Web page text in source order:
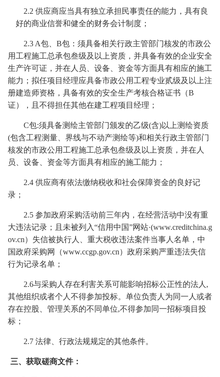
2.2 供应商应当具有独立承担民事责任的能力，具有良
好的商业信誉和健全的财务会计制度；
2.3 A包、B包 ： 须具备相关行政主管部门核发的市政公
用工程施工总承包叁级及以上资质，并具备有效的企业安全
生产许可证， 并在人员、设备、资金等方面具有相应的施工
能力 ； 拟任项目经理应具备市政公用 工程专业贰级及以上注
册建造师资格，具备有效的安全生产考核合格证书（B
证），且不得担任其他在建工程项目经理 ；
C包:须具备测绘主管部门颁发的乙级(含)以上测绘资质
(包含工程测量、界线与不动产测绘等)和相关行政主管部门
核发的市政公用工程施工总承包叁级及以上资质，并在人
员、设备、资金等方面具有相应的施工能力 ；
2.4 供应商有依法缴纳税收和社会保障资金的良好记
录；
2.5 参加政府采购活动前三年内，在经营活动中没有重
大违法记录；
且未被列入“信用中国”网站·(www.creditchina.g
ov.cn）失信被执行人、重大税收违法案件当事人名单，中
国政府采购网（www.ccgp.gov.cn）政府采购严重违法失信
行为记录名单；
2.6与采购人存在利害关系可能影响招标公正性的法人 ,
其他组织或者个人不得参加投标。单位负责人为同一人或者
存在控股、管理关系的不同单位,不得参加同一招标项目投
标；
2.7 法律、行政法规规定的其他条件。
三、获取磋商文件：